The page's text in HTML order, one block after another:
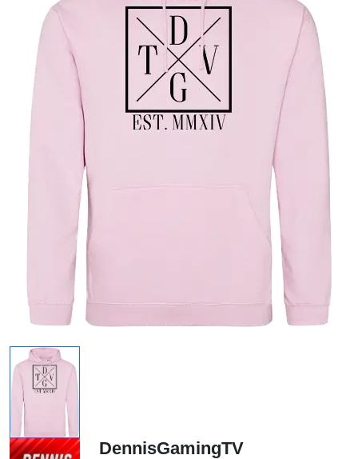
DennisGamingTV